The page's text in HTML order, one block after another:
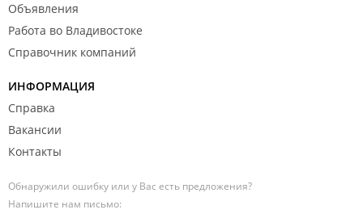
Объявления
Работа во Владивостоке
Справочник компаний
ИНФОРМАЦИЯ
Справка
Вакансии
Контакты
Обнаружили ошибку или у Вас есть предложения?
Напишите нам письмо: